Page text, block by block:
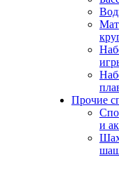
Прочие
и